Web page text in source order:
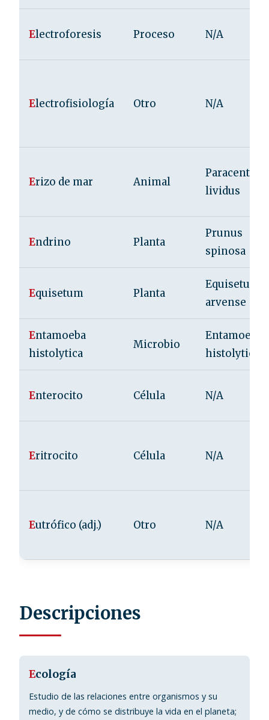
Electroforesis Proceso N/A
Electrofisiología Otro N/A
Erizo de mar Animal
lividus
Endrino Planta
Prunus
spinosa
Equisetum Planta
Equisetum
arvense
Entamoeba
histolytica
Microbio
Entamoeba
histolytica
Enterocito Célula N/A
Eritrocito Célula N/A
Eutrófico (adj.) Otro N/A
Descripciones
Ecología
Estudio de las relaciones entre organismos y su
medio, y de cómo se distribuye la vida en el planeta;